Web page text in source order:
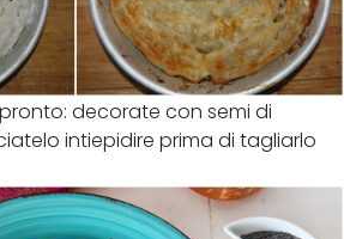
decorate con semi di
intiepidire prima di tagliarlo